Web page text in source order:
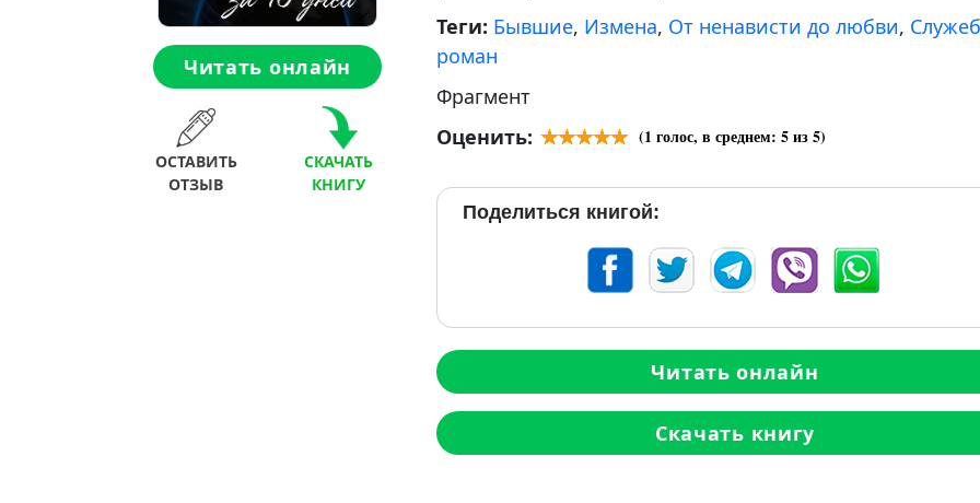
Читать онлайн
ОСТАВИТЬ
ОТЗЫВ
СКАЧАТЬ
КНИГУ
Теги: Бывшие, Измена, От ненависти до любви,
роман
Фрагмент
Оценить:
(1 голос, в среднем: 5из 5)
Поделиться книгой:
Читать онлайн
Скачать книгу